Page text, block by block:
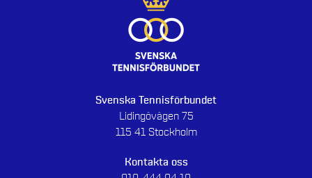
Svenska Tennisförbundet
Lidingövägen 75
115 41 Stockholm
Kontakta oss